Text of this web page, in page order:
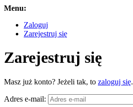
Menu:
Zaloguj
Zarejestruj się
Zarejestruj się
Masz już konto? Jeżeli tak, to zaloguj się.
Adres e-mail: